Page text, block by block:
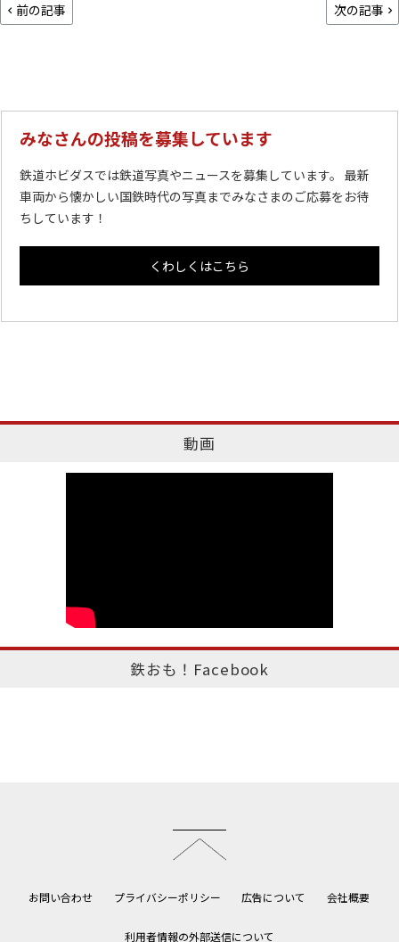
前の記事 次の記事
みなさんの投稿を募集しています
鉄道ホビダスでは鉄道写真やニュースを募集しています。 最新
車両から懐かしい国鉄時代の写真までみなさまのご応募をお待
ちしています！
くわしくはこちら
動画
鉄おも！Facebook
お問い合わせ プライバシーポリシー 広告について 会社概要
利用者情報の外部送信について